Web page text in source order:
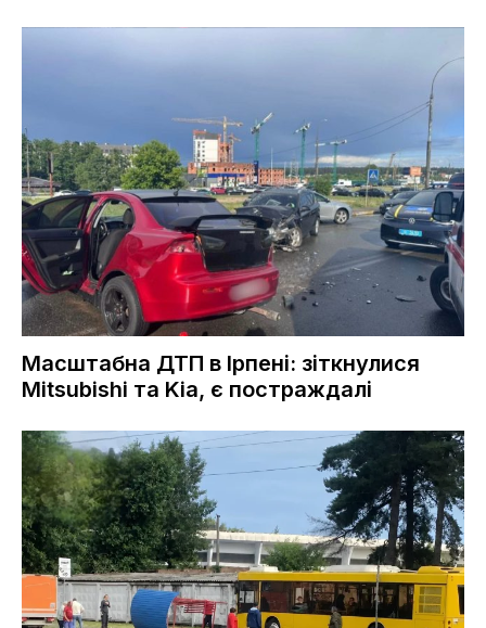
Масштабна ДТП в Ірпені: зіткнулися
Mitsubishi та Kia, є постраждалі